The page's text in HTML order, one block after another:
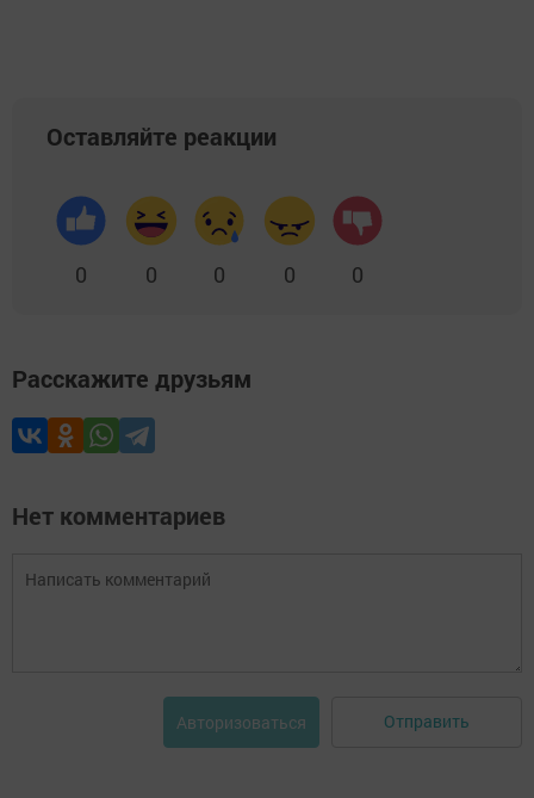
Оставляйте реакции
0 0 0 0 0
Расскажите друзьям
Нет комментариев
Авторизоваться Отправить